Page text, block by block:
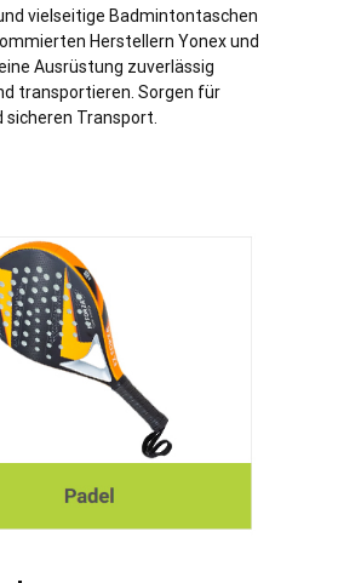
vielseitige Badmintontaschen
Herstellern Yonex und
Ausrüstung zuverlässig
transportieren. Sorgen für
sicheren Transport.